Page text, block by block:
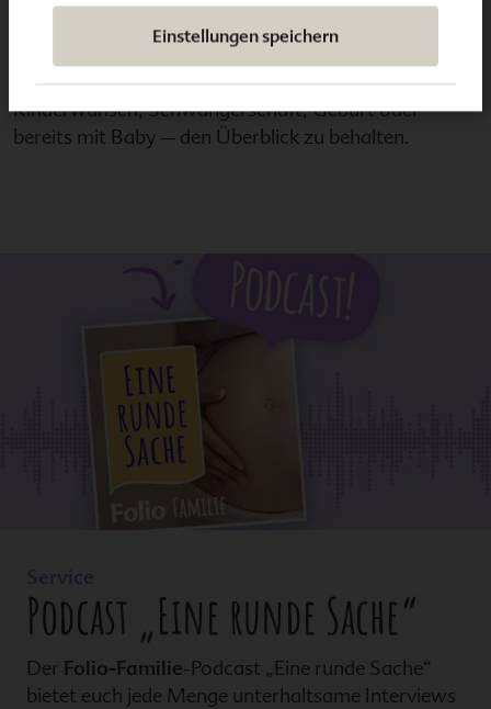
Einstellungen speichern
Nützliche Checklisten für alle Phasen
Wir haben für euch nützliche Checklisten
zusammengestellt. Sie helfen in jeder Phase –
Kinderwunsch, Schwangerschaft, Geburt oder
bereits mit Baby – den Überblick zu behalten.
Service
Podcast „Eine runde Sache“
Der Folio-Familie-Podcast „Eine runde Sache“
bietet euch jede Menge unterhaltsame Interviews